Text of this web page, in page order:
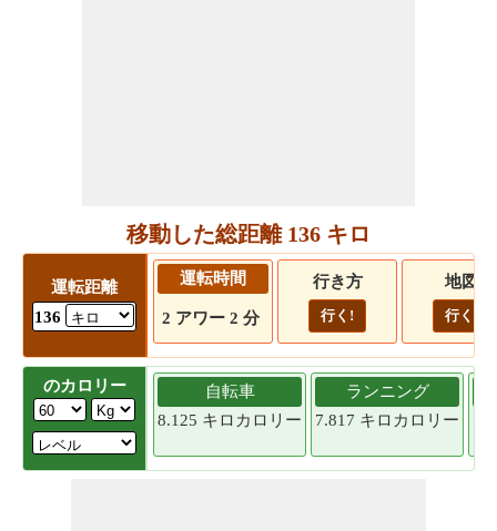
移動した総距離 136 キロ
運転距離
136
運転時間
2 アワー 2 分
行き方
行く!
地図
行く!
のカロリー
自転車
8.125 キロカロリー
ランニング
7.817 キロカロリー